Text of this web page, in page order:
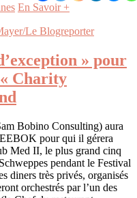
En Savoir +
Le Blogreporter
» pour
Charity
Bobino Consulting) aura
pour qui il gérera
Med II, le plus grand cinq
pendant le Festival
diners très privés, organisés
orchestrés par l’un des